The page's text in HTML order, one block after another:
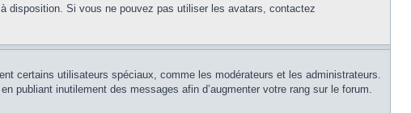
disposition. Si vous ne pouvez pas utiliser les avatars, contactez
certains utilisateurs spéciaux, comme les modérateurs et les administrateurs.
publiant inutilement des messages afin d’augmenter votre rang sur le forum.